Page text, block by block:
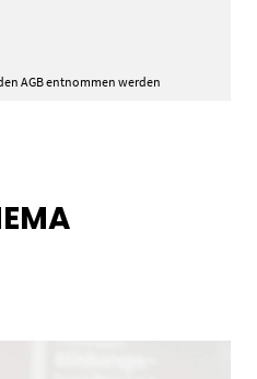
AGB entnommen werden